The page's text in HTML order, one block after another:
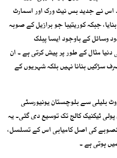
نے جدید بس نیٹ ورک اور اسمارٹ
جبکہ کوریتیبا جو برازیل کے صوبہ
وسائل کے باوجود ایسا پبلک
مثال کے طور پر پیش کرتی ہے ۔ ان
سڑکیں بنانا نہیں بلکہ شہریوں کے
بلیلی سے بلوچستان یونیورسٹی
ٹیکنیک کالج تک توسیع دی گئی۔ یہ
کی اصل کامیابی اس کے تسلسل،
ہوتی ہے ۔